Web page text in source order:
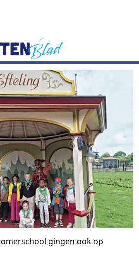
gingen ook op